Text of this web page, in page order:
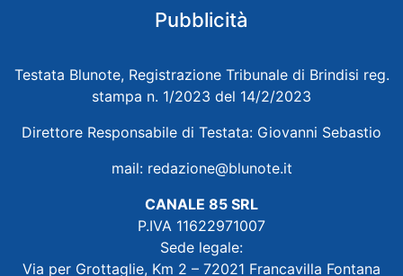
Pubblicità
Testata Blunote, Registrazione Tribunale di Brindisi reg.
stampa n. 1/2023 del 14/2/2023
Direttore Responsabile di Testata: Giovanni Sebastio
mail: redazione@blunote.it
CANALE 85 SRL
P.IVA 11622971007
Sede legale:
Via per Grottaglie, Km 2 – 72021 Francavilla Fontana